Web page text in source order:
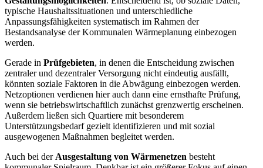
typische Haushaltssituationen und unterschiedliche
Anpassungsfähigkeiten systematisch im Rahmen der
Bestandsanalyse der Kommunalen Wärmeplanung einbezogen
werden.
Gerade in Prüfgebieten, in denen die Entscheidung zwischen
zentraler und dezentraler Versorgung nicht eindeutig ausfällt,
könnten soziale Faktoren in die Abwägung einbezogen werden.
Netzoptionen verdienen hier auch dann eine ernsthafte Prüfung,
wenn sie betriebswirtschaftlich zunächst grenzwertig erscheinen.
Außerdem ließen sich Quartiere mit besonderem
Unterstützungsbedarf gezielt identifizieren und mit sozial
ausgewogenen Maßnahmen begleitet werden.
Auch bei der Ausgestaltung von Wärmenetzen besteht